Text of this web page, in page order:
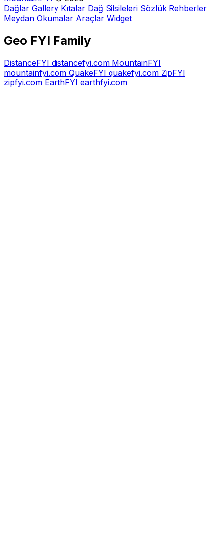
Dağlar Gallery Kıtalar Dağ Silsileleri Sözlük Rehberler
Meydan Okumalar Araçlar Widget
Geo FYI Family
DistanceFYI distancefyi.com MountainFYI
mountainfyi.com QuakeFYI quakefyi.com ZipFYI
zipfyi.com EarthFYI earthfyi.com